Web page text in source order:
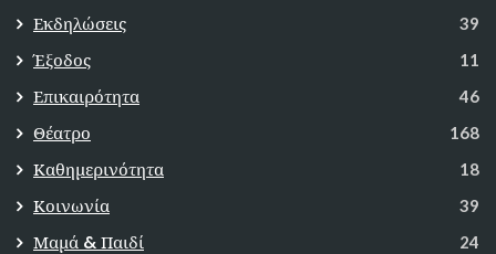
Εκδηλώσεις 39
Έξοδος 11
Επικαιρότητα 46
Θέατρο 168
Καθημερινότητα 18
Κοινωνία 39
Μαμά & Παιδί 24